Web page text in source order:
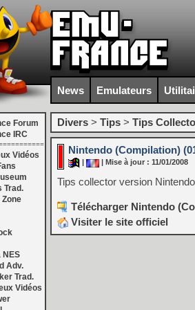
News Emulateurs
Forum
IRC
Vidéos
Trad.
Zone
NES
Adv.
Trad.
Vidéos
Divers > Tips > Tips
Nintendo (Compilation)
| Mise à jour : 11/01/2008
Tips collector version
Télécharger Nintendo
Visiter le site officiel